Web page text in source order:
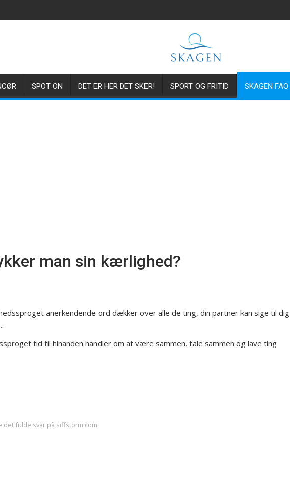
SPOT ON DET ER HER DET SKER! SPORT OG FRITID SKAGEN FAQ
man sin kærlighed?
anerkendende ord dækker over alle de ting, din partner kan sige til dig
tid til hinanden handler om at være sammen, tale sammen og lave ting
det fulde svar på siffstorm.com